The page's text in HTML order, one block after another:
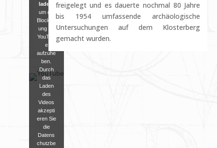
freigelegt und es dauerte nochmal 80 Jahre
bis 1954 umfassende archäologische
Untersuchungen auf dem Klosterberg
gemacht wurden.
laden
um die
Blockier
ung zu
YouTub
e
aufzuhe
ben.
Durch
das
Laden
des
Videos
akzepti
eren Sie
die
Datens
chutzbe